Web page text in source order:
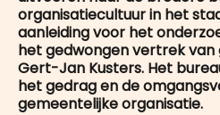
organisatiecultuur in het
aanleiding voor het
het gedwongen vertrek
Gert-Jan Kusters. Het
het gedrag en de
gemeentelijke organisatie.